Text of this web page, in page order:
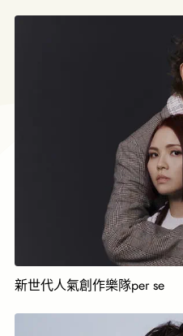
新世代人氣創作樂隊per se